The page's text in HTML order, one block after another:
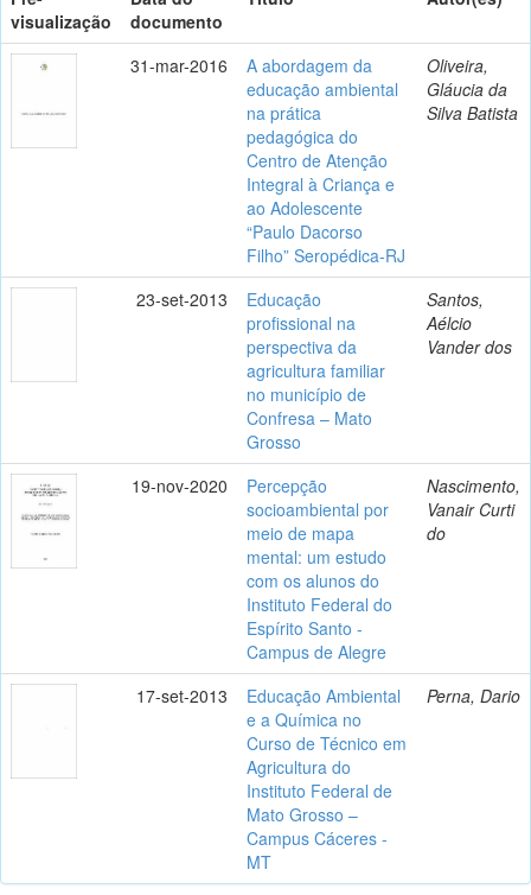
visualização
documento
31-mar-2016
A abordagem da
educação ambiental
na prática
pedagógica do
Centro de Atenção
Integral à Criança e
ao Adolescente
“Paulo Dacorso
Filho” Seropédica-RJ
Oliveira,
Gláucia da
Silva Batista
23-set-2013
Educação
profissional na
perspectiva da
agricultura familiar
no município de
Confresa – Mato
Grosso
Santos,
Aélcio
Vander dos
19-nov-2020
Percepção
socioambiental por
meio de mapa
mental: um estudo
com os alunos do
Instituto Federal do
Espírito Santo -
Campus de Alegre
Nascimento,
Vanair Curti
do
17-set-2013
Educação Ambiental
e a Química no
Curso de Técnico em
Agricultura do
Instituto Federal de
Mato Grosso –
Campus Cáceres -
MT
Perna, Dario